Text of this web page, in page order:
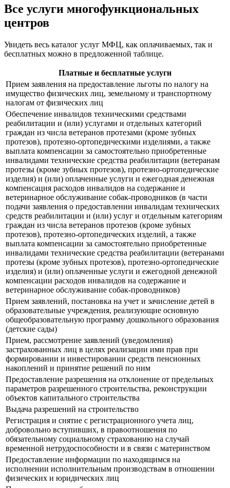
Все услуги многофункциональных
центров
Увидеть весь каталог услуг МФЦ, как оплачиваемых, так и
бесплатных можно в предложенной таблице.
Платные и бесплатные услуги
Прием заявления на предоставление льготы по налогу на
имущество физических лиц, земельному и транспортному
налогам от физических лиц
Обеспечение инвалидов техническими средствами
реабилитации и (или) услугами и отдельных категорий
граждан из числа ветеранов протезами (кроме зубных
протезов), протезно-ортопедическими изделиями, а также
выплата компенсации за самостоятельно приобретенные
инвалидами технические средства реабилитации (ветеранам
протезы (кроме зубных протезов), протезно-ортопедические
изделия) и (или) оплаченные услуги и ежегодная денежная
компенсация расходов инвалидов на содержание и
ветеринарное обслуживание собак-проводников (в части
подачи заявления о предоставлении инвалидам технических
средств реабилитации и (или) услуг и отдельным категориям
граждан из числа ветеранов протезов (кроме зубных
протезов), протезно-ортопедических изделий, а также
выплата компенсации за самостоятельно приобретенные
инвалидами технические средства реабилитации (ветеранами
протезы (кроме зубных протезов), протезно-ортопедические
изделия) и (или) оплаченные услуги и ежегодной денежной
компенсации расходов инвалидов на содержание и
ветеринарное обслуживание собак-проводников)
Прием заявлений, постановка на учет и зачисление детей в
образовательные учреждения, реализующие основную
общеобразовательную программу дошкольного образования
(детские сады)
Прием, рассмотрение заявлений (уведомления)
застрахованных лиц в целях реализации ими прав при
формировании и инвестировании средств пенсионных
накоплений и принятие решений по ним
Предоставление разрешения на отклонение от предельных
параметров разрешенного строительства, реконструкции
объектов капитального строительства
Выдача разрешений на строительство
Регистрация и снятие с регистрационного учета лиц,
добровольно вступивших, в правоотношения по
обязательному социальному страхованию на случай
временной нетрудоспособности и в связи с материнством
Предоставление информации по находящимся на
исполнении исполнительным производствам в отношении
физических и юридических лиц